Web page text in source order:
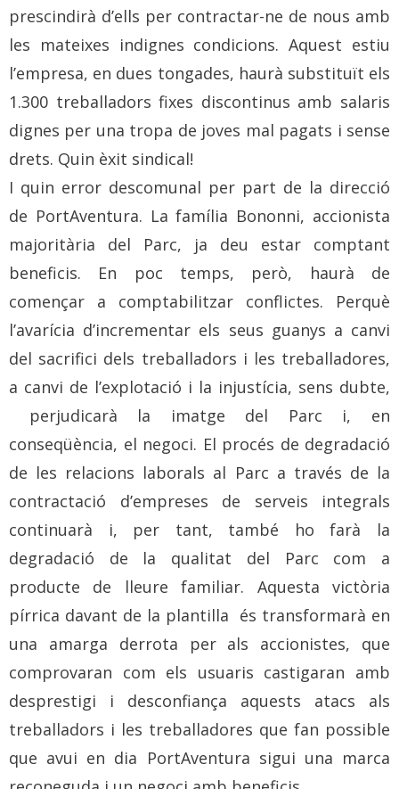
prescindirà d’ells per contractar-ne de nous amb
les mateixes indignes condicions. Aquest estiu
l’empresa, en dues tongades, haurà substituït els
1.300 treballadors fixes discontinus amb salaris
dignes per una tropa de joves mal pagats i sense
drets. Quin èxit sindical!
I quin error descomunal per part de la direcció
de PortAventura. La família Bononni, accionista
majoritària del Parc, ja deu estar comptant
beneficis. En poc temps, però, haurà de
començar a comptabilitzar conflictes. Perquè
l’avarícia d’incrementar els seus guanys a canvi
del sacrifici dels treballadors i les treballadores,
a canvi de l’explotació i la injustícia, sens dubte,
perjudicarà la imatge del Parc i, en
conseqüència, el negoci. El procés de degradació
de les relacions laborals al Parc a través de la
contractació d’empreses de serveis integrals
continuarà i, per tant, també ho farà la
degradació de la qualitat del Parc com a
producte de lleure familiar. Aquesta victòria
pírrica davant de la plantilla és transformarà en
una amarga derrota per als accionistes, que
comprovaran com els usuaris castigaran amb
desprestigi i desconfiança aquests atacs als
treballadors i les treballadores que fan possible
que avui en dia PortAventura sigui una marca